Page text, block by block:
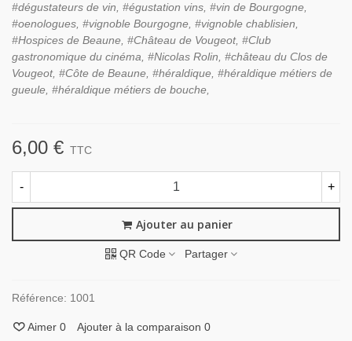
#dégustateurs de vin, #égustation vins, #vin de Bourgogne,
#oenologues, #vignoble Bourgogne, #vignoble chablisien,
#Hospices de Beaune, #Château de Vougeot, #Club
gastronomique du cinéma, #Nicolas Rolin, #château du Clos de
Vougeot, #Côte de Beaune, #héraldique, #héraldique métiers de
gueule, #héraldique métiers de bouche,
6,00 € TTC
- +
Ajouter au panier
QR Code Partager
Référence: 1001
Aimer 0 Ajouter à la comparaison 0